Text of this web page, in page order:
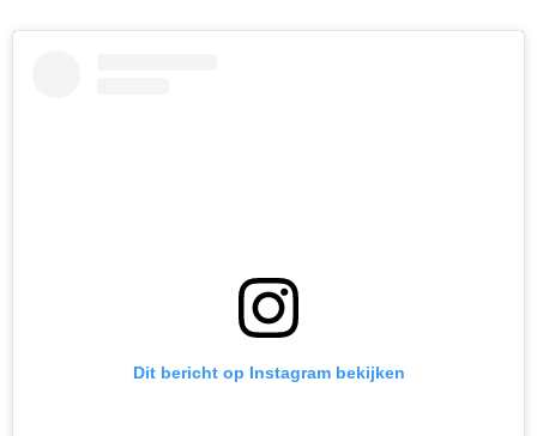
Dit bericht op Instagram bekijken